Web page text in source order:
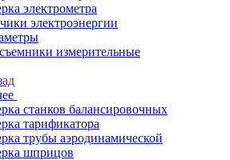
электрометра
электроэнергии
измерительные
станков балансировочных
тарификатора
трубы аэродинамической
шприцов